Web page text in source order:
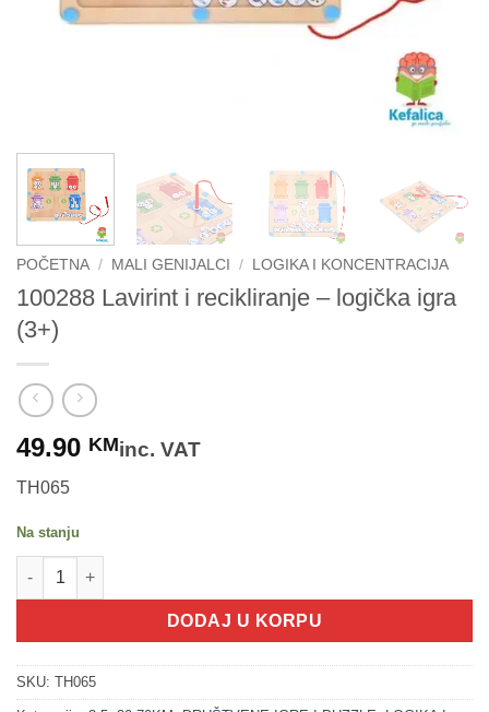
POČETNA / MALI GENIJALCI / LOGIKA I KONCENTRACIJA
100288 Lavirint i recikliranje – logička igra
(3+)
49.90 KMinc. VAT
TH065
Na stanju
100288 Lavirint i recikliranje - logička igra (3+) količina
DODAJ U KORPU
SKU: TH065